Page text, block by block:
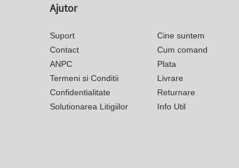
Ajutor
Suport
Contact
ANPC
Termeni si Conditii
Confidentialitate
Solutionarea Litigiilor
Cine suntem
Cum comand
Plata
Livrare
Returnare
Info Util